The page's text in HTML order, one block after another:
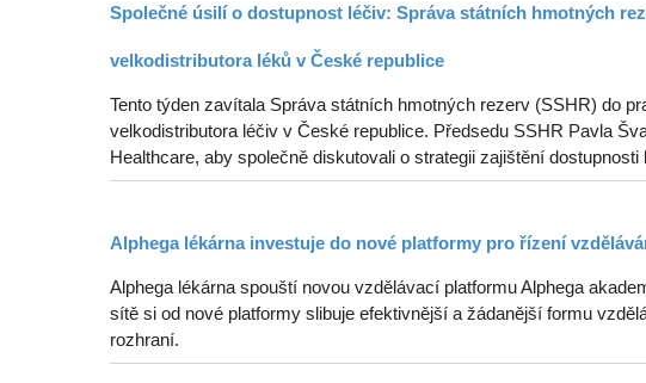
Společné úsilí o dostupnost léčiv: Správa státních hmotných
velkodistributora léků v České republice
Tento týden zavítala Správa státních hmotných rezerv (SSHR) do
velkodistributora léčiv v České republice. Předsedu SSHR Pavla
Healthcare, aby společně diskutovali o strategii zajištění
Alphega lékárna investuje do nové platformy pro řízení
Alphega lékárna spouští novou vzdělávací platformu Alphega
sítě si od nové platformy slibuje efektivnější a žádanější formu
rozhraní.